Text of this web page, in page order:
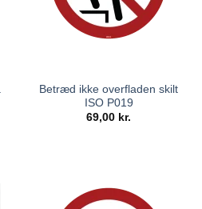
Betræd ikke overfladen skilt
ISO P019
69,00 kr.